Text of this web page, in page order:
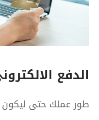
الدفع
طور عملك حتى ليكون